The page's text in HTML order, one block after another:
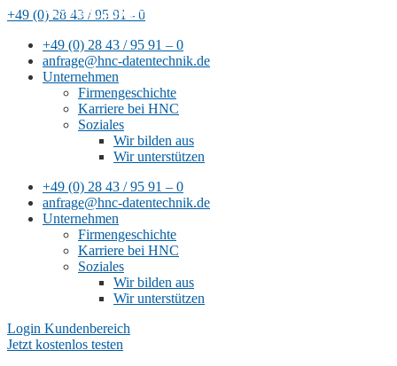
+49 (0) 28 43 / 95 91 - 0
+49 (0) 28 43 / 95 91 – 0
anfrage@hnc-datentechnik.de
Unternehmen
Firmengeschichte
Karriere bei HNC
Soziales
Wir bilden aus
Wir unterstützen
+49 (0) 28 43 / 95 91 – 0
anfrage@hnc-datentechnik.de
Unternehmen
Firmengeschichte
Karriere bei HNC
Soziales
Wir bilden aus
Wir unterstützen
Login Kundenbereich
Jetzt kostenlos testen
Remote-Support mit